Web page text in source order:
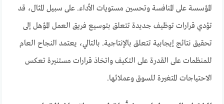
المؤسسة على المنافسة وتحسين مستويات الأداء. على سبيل المثال، قد
تؤدي قرارات توظيف جديدة تتعلق بتوسيع فريق العمل المؤهل إلى
تحقيق نتائج إيجابية تتعلق بالإنتاجية. بالتالي، يعتمد النجاح العام
للمنظمات على القدرة على التكيف واتخاذ قرارات مستنيرة تعكس
الاحتياجات المتغيرة للسوق وعملائها.